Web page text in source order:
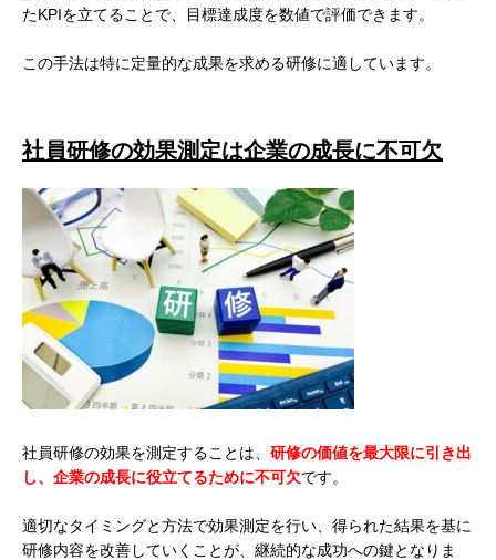
たKPIを立てることで、目標達成度を数値で評価できます。
この手法は特に定量的な成果を求める研修に適しています。
社員研修の効果測定は企業の成長に不可欠
社員研修の効果を測定することは、 研修の価値を最大限に引き出
し、企業の成長に役立てるために不可欠です。
適切なタイミングと方法で効果測定を行い、得られた結果を基に
研修内容を改善していくことが、継続的な成功への鍵となりま